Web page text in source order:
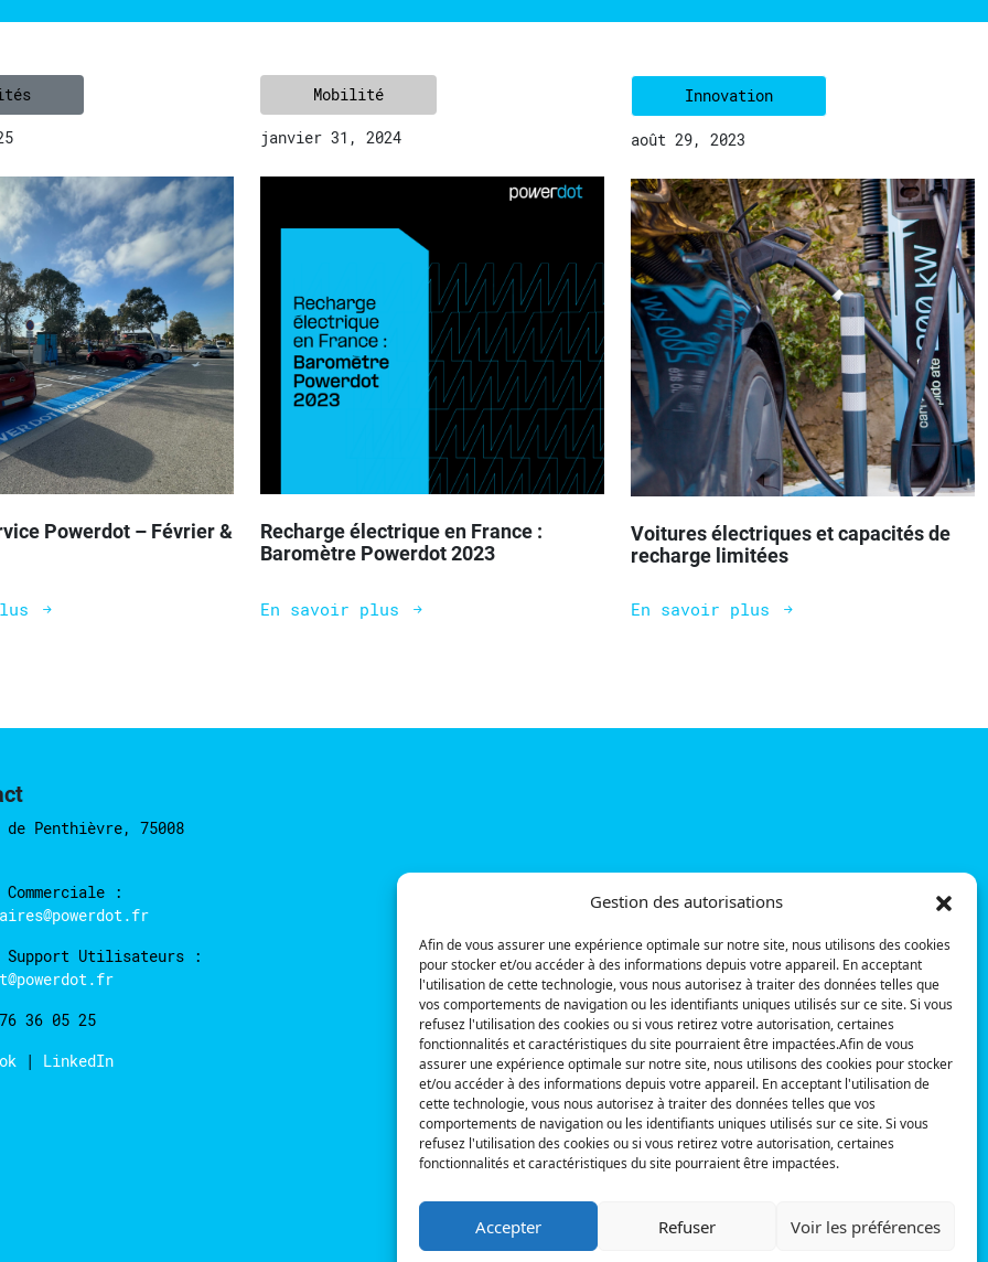
Gestion des autorisations
Afin de vous assurer une expérience optimale sur notre site, nous utilisons des cookies
pour stocker et/ou accéder à des informations depuis votre appareil. En acceptant
l'utilisation de cette technologie, vous nous autorisez à traiter des données telles que
vos comportements de navigation ou les identifiants uniques utilisés sur ce site. Si vous
refusez l'utilisation des cookies ou si vous retirez votre autorisation, certaines
fonctionnalités et caractéristiques du site pourraient être impactées.Afin de vous
assurer une expérience optimale sur notre site, nous utilisons des cookies pour stocker
et/ou accéder à des informations depuis votre appareil. En acceptant l'utilisation de
cette technologie, vous nous autorisez à traiter des données telles que vos
comportements de navigation ou les identifiants uniques utilisés sur ce site. Si vous
refusez l'utilisation des cookies ou si vous retirez votre autorisation, certaines
fonctionnalités et caractéristiques du site pourraient être impactées.
Accepter Refuser Voir les préférences
Powerdot – Février &
Mobilité
janvier 31, 2024
Recharge électrique en France :
Baromètre Powerdot 2023
En savoir plus
Innovation
août 29, 2023
Voitures électriques et capacités de
recharge limitées
En savoir plus
de Penthièvre, 75008
Commerciale :
Support Utilisateurs :
36 05 25
| LinkedIn